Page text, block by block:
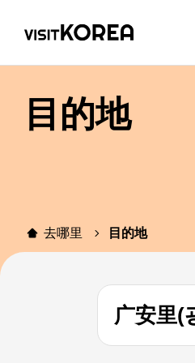
目的地
去哪里 目的地
广安里(